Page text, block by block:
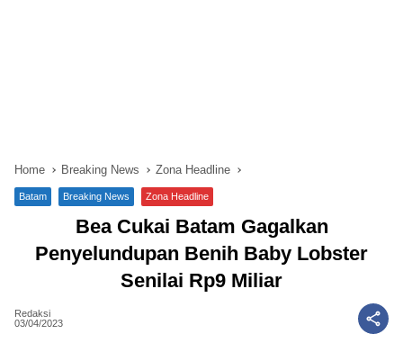
Home Breaking News Zona Headline
Batam Breaking News Zona Headline
Bea Cukai Batam Gagalkan
Penyelundupan Benih Baby Lobster
Senilai Rp9 Miliar
Redaksi
03/04/2023